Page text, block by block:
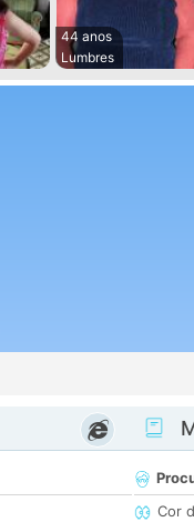
44 anos
Lumbres
Cor